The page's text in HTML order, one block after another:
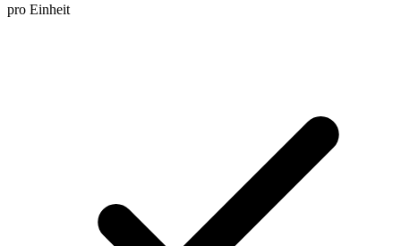
pro Einheit